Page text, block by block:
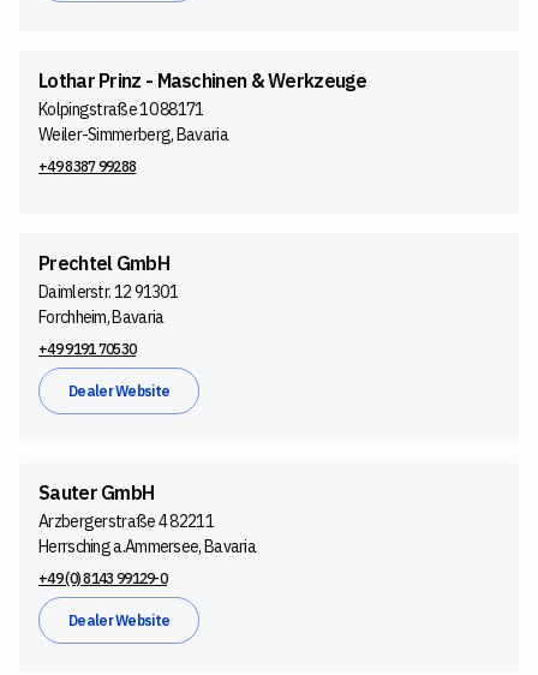
Lothar Prinz - Maschinen & Werkzeuge
Kolpingstraße 10 88171
Weiler-Simmerberg, Bavaria
+49 8387 99288
Prechtel GmbH
Daimlerstr. 12 91301
Forchheim, Bavaria
+49 9191 70530
Dealer Website
Sauter GmbH
Arzbergerstraße 4 82211
Herrsching a.Ammersee, Bavaria
+49 (0) 8143 99129-0
Dealer Website